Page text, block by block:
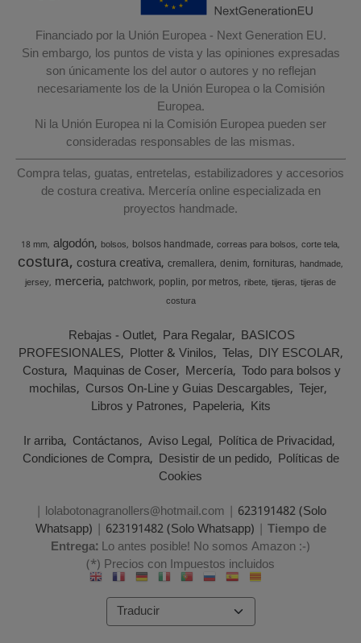
Financiado por la Unión Europea - Next Generation EU.
Sin embargo, los puntos de vista y las opiniones expresadas
son únicamente los del autor o autores y no reflejan
necesariamente los de la Unión Europea o la Comisión
Europea.
Ni la Unión Europea ni la Comisión Europea pueden ser
consideradas responsables de las mismas.
Compra telas, guatas, entretelas, estabilizadores y accesorios
de costura creativa. Mercería online especializada en
proyectos handmade.
18 mm algodón bolsos bolsos handmade correas para bolsos corte tela
costura costura creativa cremallera denim fornituras handmade
jersey merceria patchwork poplin por metros ribete tijeras tijeras de
costura
Rebajas - Outlet Para Regalar BASICOS
PROFESIONALES Plotter & Vinilos Telas DIY ESCOLAR
Costura Maquinas de Coser Mercería Todo para bolsos y
mochilas Cursos On-Line y Guias Descargables Tejer
Libros y Patrones Papeleria Kits
Ir arriba Contáctanos Aviso Legal Política de Privacidad
Condiciones de Compra Desistir de un pedido Políticas de
Cookies
| lolabotonagranollers@hotmail.com | 623191482 (Solo
Whatsapp) | 623191482 (Solo Whatsapp) | Tiempo de
Entrega:Lo antes posible! No somos Amazon :-)
(*) Precios con Impuestos incluidos